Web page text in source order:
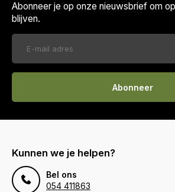
Abonneer je op onze nieuwsbrief om
blijven.
Abonneer
Kunnen we je helpen?
Bel ons
054 411863